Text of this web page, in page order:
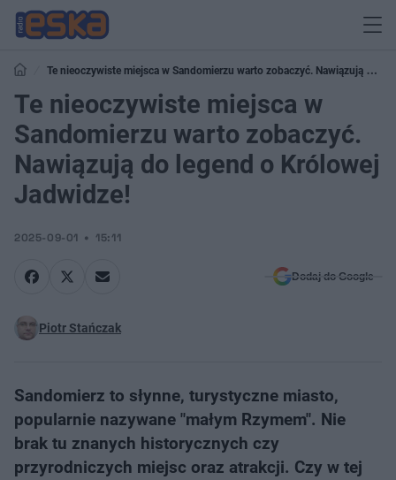
Te nieoczywiste miejsca w Sandomierzu warto zobaczyć. Nawiązują do
legend o Królowej Jadwidze!
Te nieoczywiste miejsca w
Sandomierzu warto zobaczyć.
Nawiązują do legend o Królowej
Jadwidze!
2025-09-01 15:11
Dodaj do Google
Piotr Stańczak
Sandomierz to słynne, turystyczne miasto,
popularnie nazywane "małym Rzymem". Nie
brak tu znanych historycznych czy
przyrodniczych miejsc oraz atrakcji. Czy w tej